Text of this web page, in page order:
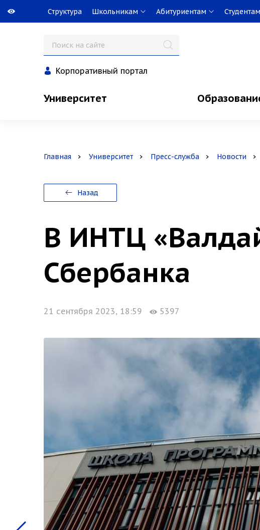
Структура Школьникам Абитуриентам Студентам
Корпоративный портал
Университет
Главная Университет Пресс-служба Новости
Назад
В ИНТЦ
Сбербанка
21 сентября 2023, 18:59 5397